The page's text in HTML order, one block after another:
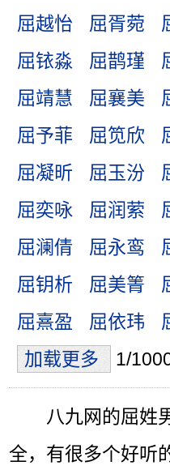
屈越怡
屈胥菀
屈铱淼
屈鹊瑾
屈靖慧
屈襄美
屈予菲
屈笕欣
屈凝昕
屈玉汾
屈奕咏
屈润萦
屈澜倩
屈永鸾
屈钥析
屈美箐
屈熹盈
屈依玮
加载更多
1/
八九网的屈姓
全，有很多个好听